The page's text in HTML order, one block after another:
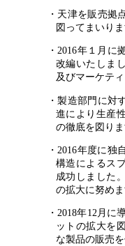
・天津を販売拠
図ってまいりま
・2016年１月に
改編いたしま
及びマーケテ
・製造部門に対
進により生産
の徹底を図りま
・2016年度に
構造によるス
成功しました
の拡大に努めま
・2018年12月に
ットの拡大を
な製品の販売を